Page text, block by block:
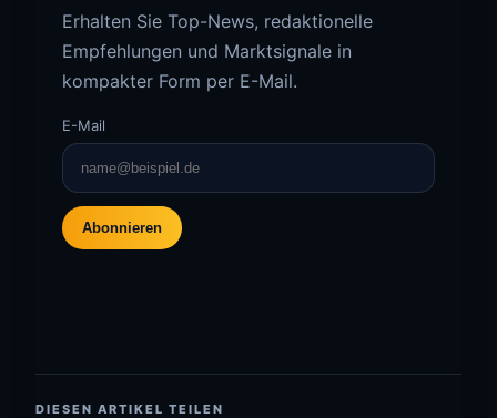
Erhalten Sie Top-News, redaktionelle
Empfehlungen und Marktsignale in
kompakter Form per E-Mail.
E-Mail
Abonnieren
DIESEN ARTIKEL TEILEN